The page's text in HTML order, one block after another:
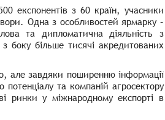
експонентів з 60 країн, учасники
Одна з особливостей ярмарку –
та дипломатична діяльність з
боку більше тисячі акредитованих
, але завдяки поширенню інформації
потенціалу та компаній агросектору
ринки у міжнародному експорті в